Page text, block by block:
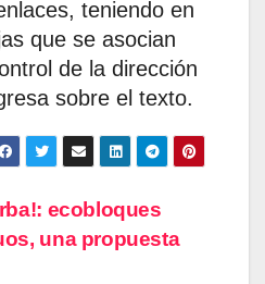
teniendo en
que se asocian
de la dirección
sobre el texto.
ecobloques
una propuesta